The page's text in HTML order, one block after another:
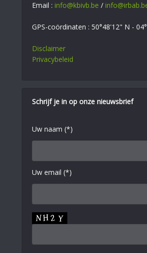
Email : info@kbivb.be /
GPS-coördinaten : 50°48'12" N -
Disclaimer
Privacybeleid
Schrijf je in op onze nieuwsbrief
Uw naam (*)
Uw email (*)